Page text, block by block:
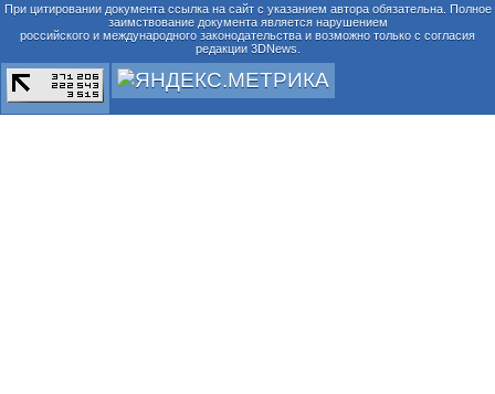
При цитировании документа ссылка на сайт с указанием автора обязательна. Полное
заимствование документа является нарушением
российского и международного законодательства и возможно только с согласия
редакции 3DNews.